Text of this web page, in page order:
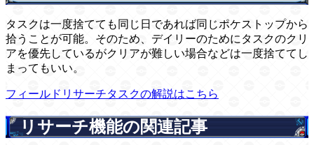
タスクは一度捨てても同じ日であれば同じポケストップから
拾うことが可能。そのため、デイリーのためにタスクのクリ
アを優先しているがクリアが難しい場合などは一度捨ててし
まってもいい。
フィールドリサーチタスクの解説はこちら
リサーチ機能の関連記事